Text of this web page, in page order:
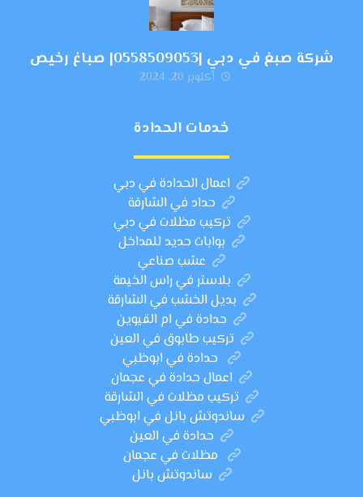
شركة صبغ في دبي |0558509053| صباغ رخيص
أكتوبر 20, 2024
خدمات الحدادة
اعمال الحدادة في دبي
حداد في الشارقة
تركيب مظلات في دبي
بوابات حديد للمداخل
عشب صناعي
بلاستر في راس الخيمة
بديل الخشب في الشارقة
حدادة في ام القيوين
تركيب طابوق في العين
حدادة في ابوظبي
اعمال حدادة في عجمان
تركيب مظلات في الشارقة
ساندوتش بانل في ابوظبي
حدادة في العين
مظلات في عجمان
ساندوتش بانل